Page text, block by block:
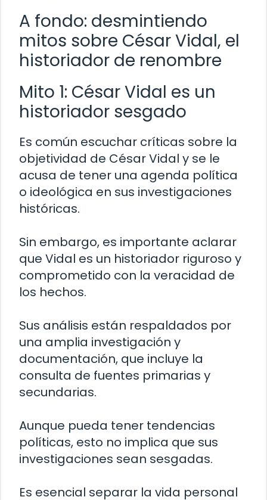
A fondo: desmintiendo
mitos sobre César Vidal, el
historiador de renombre
Mito 1: César Vidal es un
historiador sesgado
Es común escuchar críticas sobre la
objetividad de César Vidal y se le
acusa de tener una agenda política
o ideológica en sus investigaciones
históricas.
Sin embargo, es importante aclarar
que Vidal es un historiador riguroso y
comprometido con la veracidad de
los hechos.
Sus análisis están respaldados por
una amplia investigación y
documentación, que incluye la
consulta de fuentes primarias y
secundarias.
Aunque pueda tener tendencias
políticas, esto no implica que sus
investigaciones sean sesgadas.
Es esencial separar la vida personal